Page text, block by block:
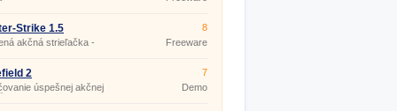
Strike 1.5
akčná strieľačka -
8
Freeware
2
úspešnej akčnej
7
Demo